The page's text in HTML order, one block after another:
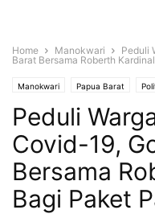
Home Manokwari
Peduli
Barat Bersama Roberth
Manokwari Papua Barat
Peduli
Covid-19,
Bersama
Bagi Paket